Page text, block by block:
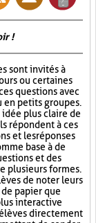
!
sont invités à
ou certaines
questions avec
petits groupes.
plus claire de
répondent à ces
et les réponses
base à de
et des
plusieurs formes.
de noter leurs
papier que
interactive
directement